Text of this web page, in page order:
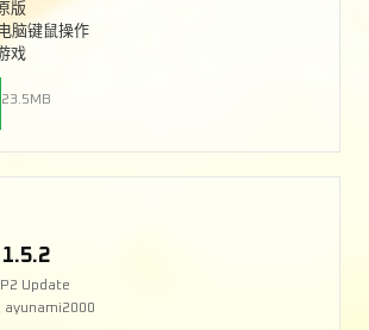
版
脑键鼠操作
戏
23.5MB
Update
ayunami2000